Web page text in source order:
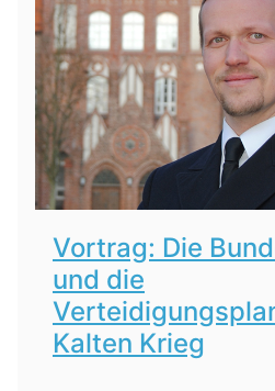
Vortrag: Die
und die
Kalten Krieg